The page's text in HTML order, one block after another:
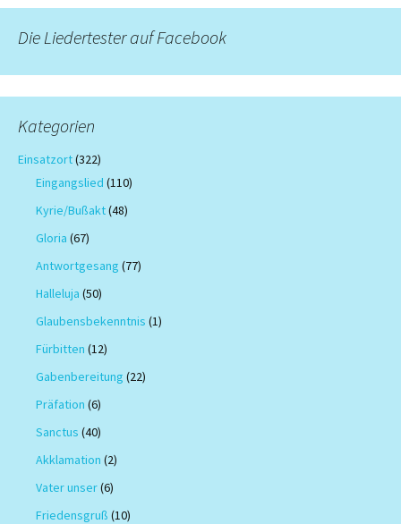
Die Liedertester auf Facebook
Kategorien
Einsatzort(322)
Eingangslied (110)
Kyrie/Bußakt(48)
Gloria (67)
Antwortgesang (77)
Halleluja (50)
Glaubensbekenntnis (1)
Fürbitten (12)
Gabenbereitung (22)
Präfation (6)
Sanctus (40)
Akklamation (2)
Vater unser(6)
Friedensgruß (10)